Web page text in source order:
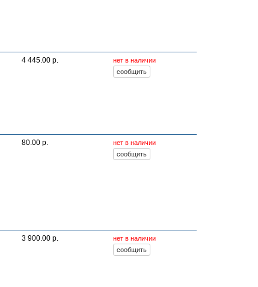
4 445.00 р. нет в наличии
80.00 р. нет в наличии
3 900.00 р. нет в наличии